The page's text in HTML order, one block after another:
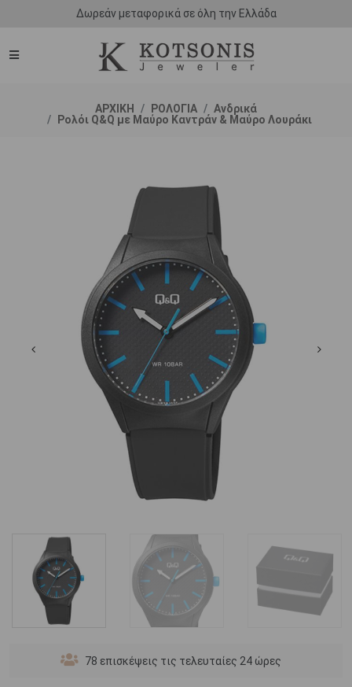
Δωρεάν μεταφορικά σε όλη την Ελλάδα
ΑΡΧΙΚΗ ΡΟΛΟΓΙΑ
Ανδρικά
Ρολόι Q&Q με Μαύρο Καντράν & Μαύρο Λουράκι
78 επισκέψεις τις τελευταίες 24 ώρες